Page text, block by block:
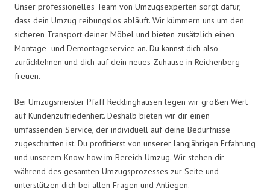
Unser professionelles Team von Umzugsexperten sorgt dafür,
dass dein Umzug reibungslos abläuft. Wir kümmern uns um den
sicheren Transport deiner Möbel und bieten zusätzlich einen
Montage- und Demontageservice an. Du kannst dich also
zurücklehnen und dich auf dein neues Zuhause in Reichenberg
freuen.
Bei Umzugsmeister Pfaff Recklinghausen legen wir großen Wert
auf Kundenzufriedenheit. Deshalb bieten wir dir einen
umfassenden Service, der individuell auf deine Bedürfnisse
zugeschnitten ist. Du profitierst von unserer langjährigen Erfahrung
und unserem Know-how im Bereich Umzug. Wir stehen dir
während des gesamten Umzugsprozesses zur Seite und
unterstützen dich bei allen Fragen und Anliegen.